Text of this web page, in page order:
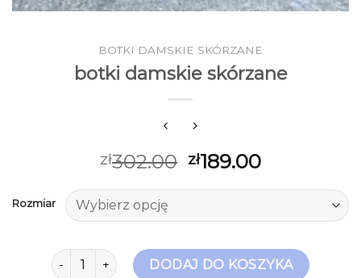
BOTKI DAMSKIE SKÓRZANE
botki damskie skórzane
zł302.00 zł189.00
Rozmiar
ilość botki damskie skórzaneDODAJ DO KOSZYKA